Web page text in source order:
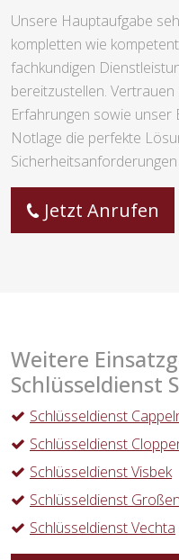
Unsere Hauptaufgabe
kompletten wie
fachkundigen
bereitzustellen.
Erfahrungen sowie unser
Notlage die perfekte
Jetzt Anrufen
Weitere
Schlüsseldienst
Schlüsseldienst
Schlüsseldienst
Schlüsseldienst Visbek
Schlüsseldienst
Schlüsseldienst Vechta